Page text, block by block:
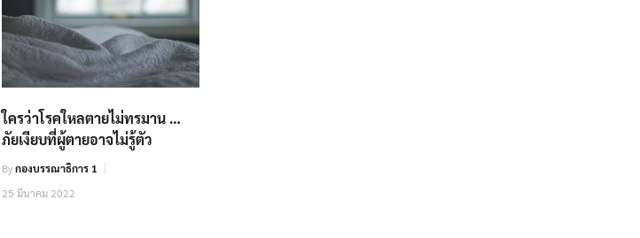
ใครว่าโรคใหลตายไม่ทรมาน …
ภัยเงียบที่ผู้ตายอาจไม่รู้ตัว
Byกองบรรณาธิการ 1
25 มีนาคม 2022